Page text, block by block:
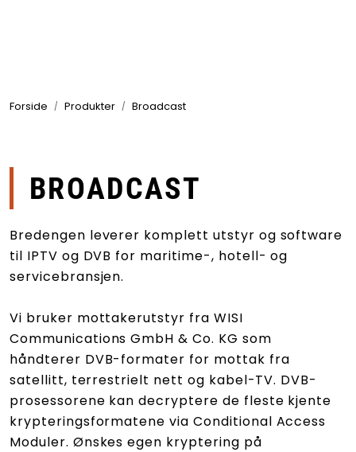
Forside Produkter Broadcast
BROADCAST
Bredengen leverer komplett utstyr og software
til IPTV og DVB for maritime-, hotell- og
servicebransjen.
Vi bruker mottakerutstyr fra WISI
Communications GmbH & Co. KG som
håndterer DVB-formater for mottak fra
satellitt, terrestrielt nett og kabel-TV. DVB-
prosessorene kan decryptere de fleste kjente
krypteringsformatene via Conditional Access
Moduler. Ønskes egen kryptering på
Bransjer
Produktsøk